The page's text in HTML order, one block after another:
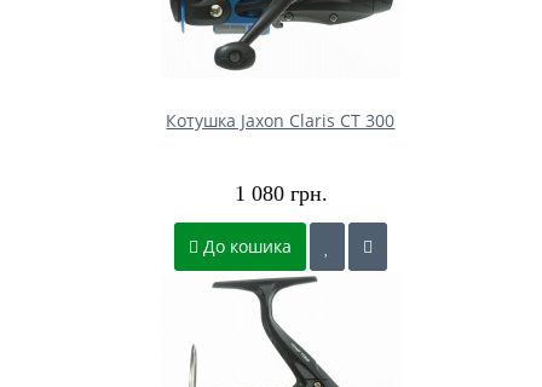
Котушка Jaxon Claris CT 300
1 080 грн.
До кошика